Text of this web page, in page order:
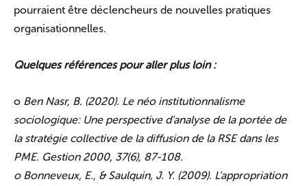
pourraient être déclencheurs de nouvelles pratiques
organisationnelles.
Quelques références pour aller plus loin :
o Ben Nasr, B. (2020). Le néo institutionnalisme
sociologique: Une perspective d’analyse de la portée de
la stratégie collective de la diffusion de la RSE dans les
PME. Gestion 2000, 37(6), 87-108.
o Bonneveux, E., & Saulquin, J. Y. (2009). L’appropriation